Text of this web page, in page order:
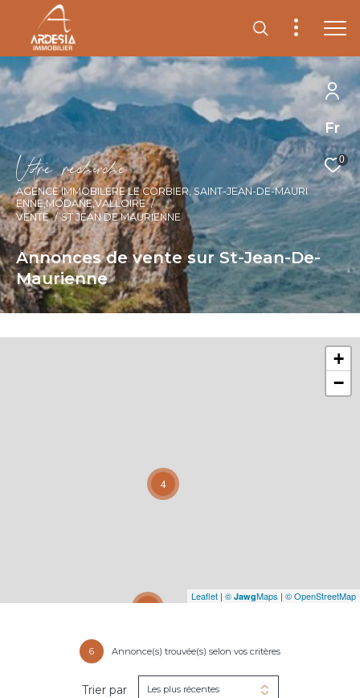
Fr
0
Vore recece
AGENCE IMMOBILÈRE LE CORBIER, SAINT-JEAN-DE-MAURI
ENNE,MODANE,VALLOIRE
VENTE
ST JEAN DE MAURIENNE
Annonces de vente sur St-Jean-De-
Maurienne
4
31
+
−
Leaflet | © JawgMaps | © OpenStreetMap
6 Annonce(s) trouvée(s) selon vos critères
Trier par Les plus récentes